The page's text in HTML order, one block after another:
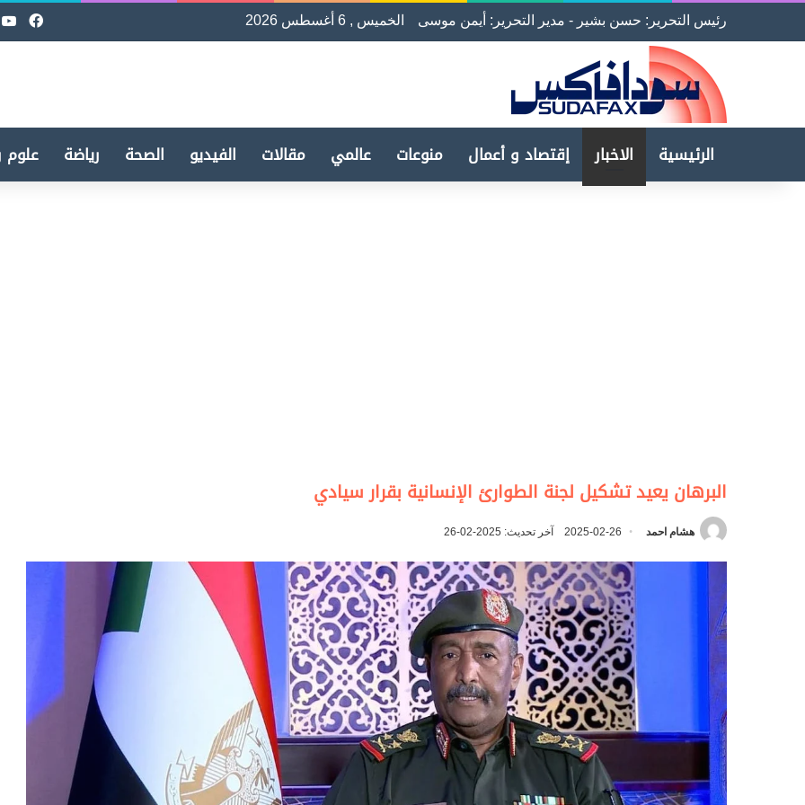
رئيس التحرير: حسن بشير - مدير التحرير: أيمن موسى الخميس , 6 أغسطس 2026
الرئيسية الاخبار إقتصاد و أعمال منوعات عالمي مقالات الفيديو الصحة رياضة علوم
البرهان يعيد تشكيل لجنة الطوارئ الإنسانية بقرار سيادي
هشام احمد 2025-02-26 آخر تحديث: 2025-02-26